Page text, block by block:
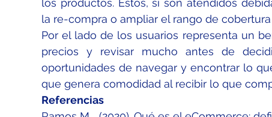
los productos. Estos, si son atendidos
la re-compra o ampliar el rango de
Por el lado de los usuarios representa un
precios y revisar mucho antes de
oportunidades de navegar y encontrar lo
que genera comodidad al recibir lo que
Referencias